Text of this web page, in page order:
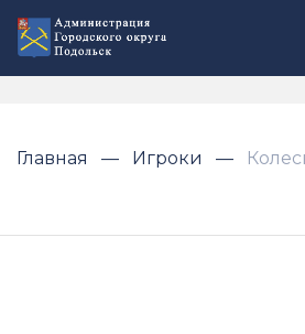
Главная Игроки